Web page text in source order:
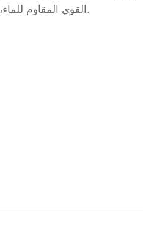
القوي المقاوم للماء، وهو مصمم للمنازل الحديثة والمساحات التجارية.